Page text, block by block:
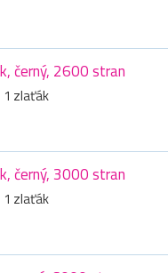
černý, 2600 stran
1 zlaťák
černý, 3000 stran
1 zlaťák